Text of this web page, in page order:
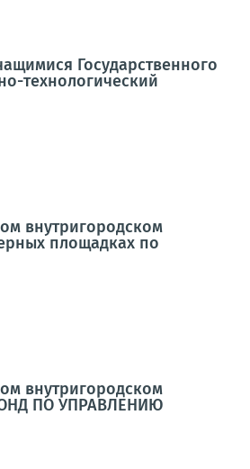
Государственного
технологический
внутригородском
площадках по
внутригородском
ПО УПРАВЛЕНИЮ